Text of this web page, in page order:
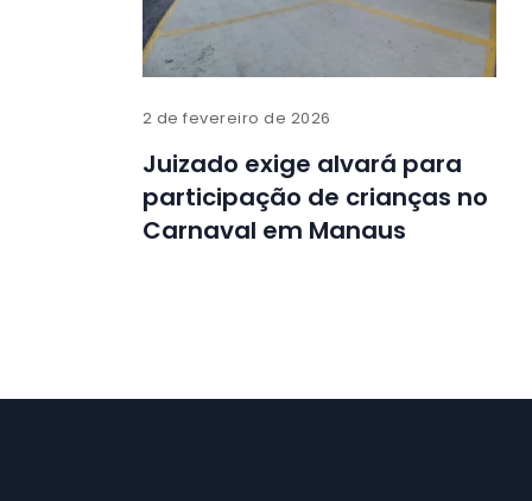
2 de fevereiro de 2026
Juizado exige alvará para
participação de crianças no
Carnaval em Manaus